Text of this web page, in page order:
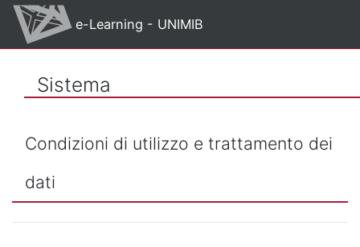
Vai al contenuto principale
e-Learning - UNIMIB
Sistema
Condizioni di utilizzo e trattamento dei
dati